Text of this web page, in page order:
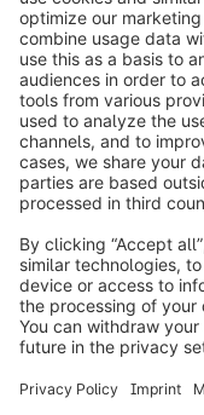
Informazioni su
Prodotti
Soluzioni